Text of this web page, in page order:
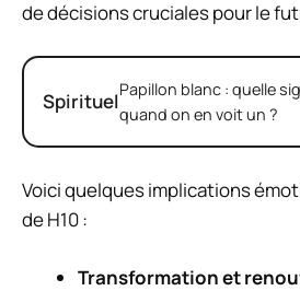
de décisions cruciales pour le
SpirituelPapillon blanc : quelle
quand on en voit un ?
Voici quelques implications
de H10 :
Transformation et